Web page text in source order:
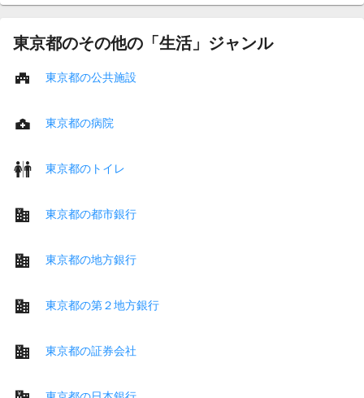
東京都のその他の「生活」ジャンル
東京都の公共施設
東京都の病院
東京都のトイレ
東京都の都市銀行
東京都の地方銀行
東京都の第２地方銀行
東京都の証券会社